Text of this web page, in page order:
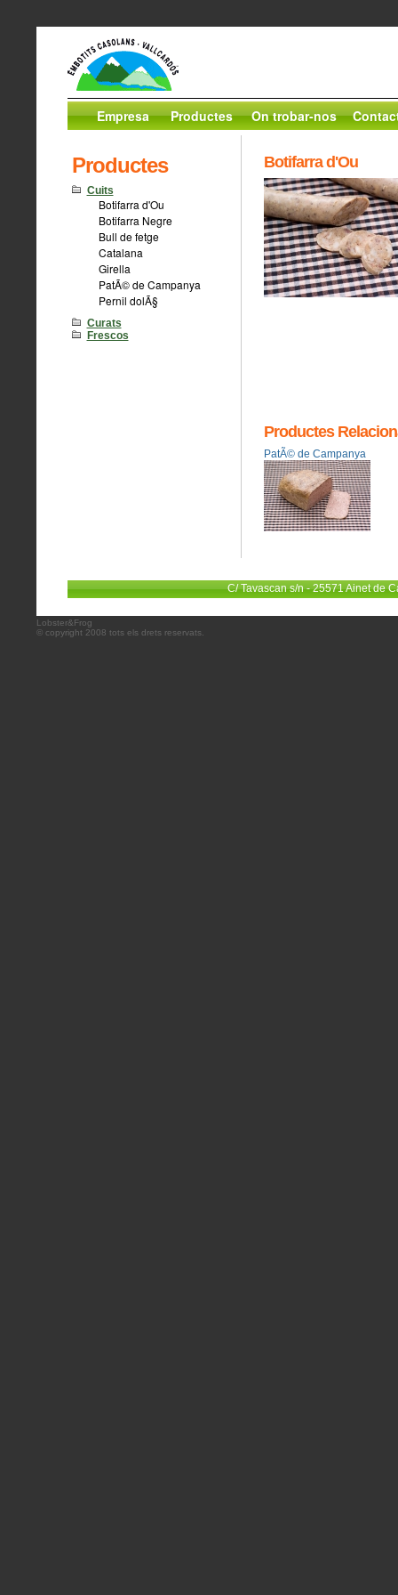
Empresa Productes On trobar-nos
Productes
Cuits
Botifarra d'Ou
Botifarra Negre
Bull de fetge
Catalana
Girella
PatÃ© de Campanya
Pernil dolÃ§
Curats
Frescos
Botifarra d'Ou
Productes
PatÃ© de Campanya
C/ Tavascan s/n - 25571 Ainet de
Lobster&Frog
© copyright 2008 tots els drets reservats.